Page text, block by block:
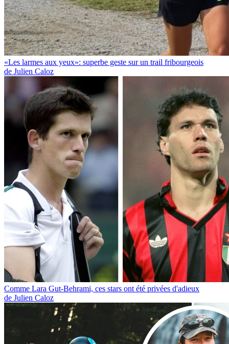
«Les larmes aux yeux»: superbe geste sur un trail fribourgeois
de Julien Caloz
Comme Lara Gut-Behrami, ces stars ont été privées d'adieux
de Julien Caloz